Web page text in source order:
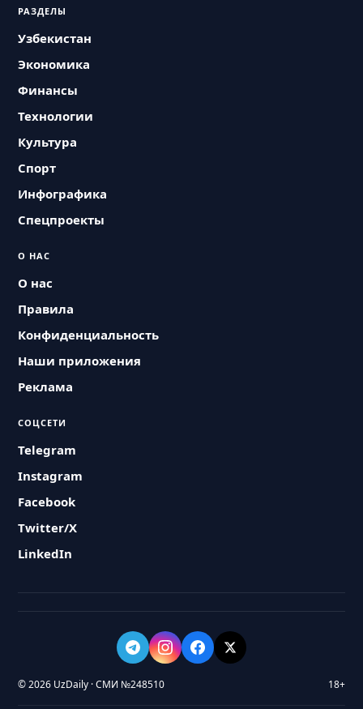
РАЗДЕЛЫ
Узбекистан
Экономика
Финансы
Технологии
Культура
Спорт
Инфографика
Спецпроекты
О НАС
О нас
Правила
Конфиденциальность
Наши приложения
Реклама
СОЦСЕТИ
Telegram
Instagram
Facebook
Twitter/X
LinkedIn
© 2026 UzDaily · СМИ №248510 18+